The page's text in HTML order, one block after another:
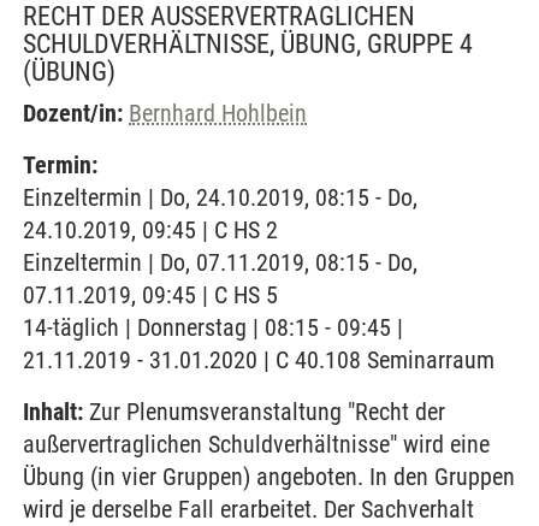
RECHT DER AUSSERVERTRAGLICHEN S
CHULDVERHÄLTNISSE, ÜBUNG, GRUPPE 4
(ÜBUNG)
Dozent/in: Bernhard Hohlbein
Termin:
Einzeltermin | Do, 24.10.2019, 08:15 - Do,
24.10.2019, 09:45 | C HS 2
Einzeltermin | Do, 07.11.2019, 08:15 - Do,
07.11.2019, 09:45 | C HS 5
14-täglich | Donnerstag | 08:15 - 09:45 |
21.11.2019 - 31.01.2020 | C 40.108 Seminarraum
Inhalt: Zur Plenumsveranstaltung "Recht der
außervertraglichen Schuldverhältnisse" wird eine
Übung (in vier Gruppen) angeboten. In den Gruppen
wird je derselbe Fall erarbeitet. Der Sachverhalt